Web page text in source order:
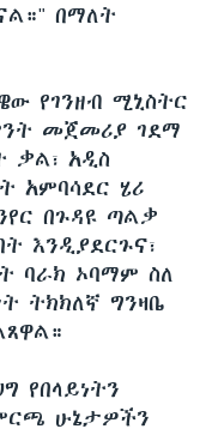
በማለት
የገንዘብ ሚኒስትር
መጀመሪያ ገደማ
ቃል፣ አዲስ
አምባሳደር ሄሪ
በጉዳዩ ጣልቃ
እንዲያደርጉና፣
ባራክ ኦባማም ስለ
ትክክለኛ ግንዛቤ
የበላይነትን
ሁኔታዎችን